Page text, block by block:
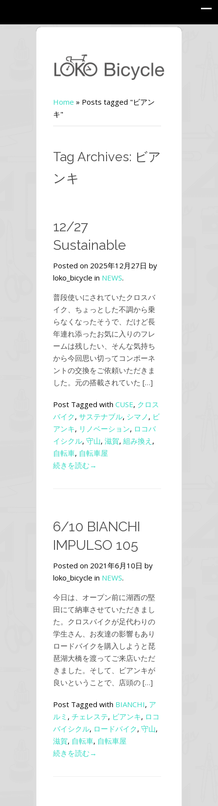
Home » Posts tagged "ビアン
キ"
Tag Archives: ビア
ンキ
12/27
Sustainable
Posted on 2025年12月27日 by
loko_bicycle in NEWS.
普段使いにされていたクロスバ
イク、ちょっとした不調から乗
らなくなったそうで、だけど長
年連れ添ったお気に入りのフレ
ームは残したい、そんな気持ち
から今回思い切ってコンポーネ
ントの交換をご依頼いただきま
した。元の搭載されていた […]
Post Tagged with CUSE, クロス
バイク, サステナブル, シマノ , ビ
アンキ, リノベーション, ロコバ
イシクル, 守山, 滋賀, 組み換え ,
自転車, 自転車屋
続きを読む→
6/10 BIANCHI
IMPULSO 105
Posted on 2021年6月10日 by
loko_bicycle in NEWS.
今日は、オープン前に湖西の堅
田にて納車させていただきまし
た。クロスバイクが足代わりの
学生さん、お友達の影響もあり
ロードバイクを購入しようと琵
琶湖大橋を渡ってご来店いただ
きました。そして、ビアンキが
良いということで、店頭の […]
Post Tagged with BIANCHI, ア
ルミ , チェレステ, ビアンキ, ロコ
バイシクル, ロードバイク, 守山,
滋賀, 自転車, 自転車屋
続きを読む→